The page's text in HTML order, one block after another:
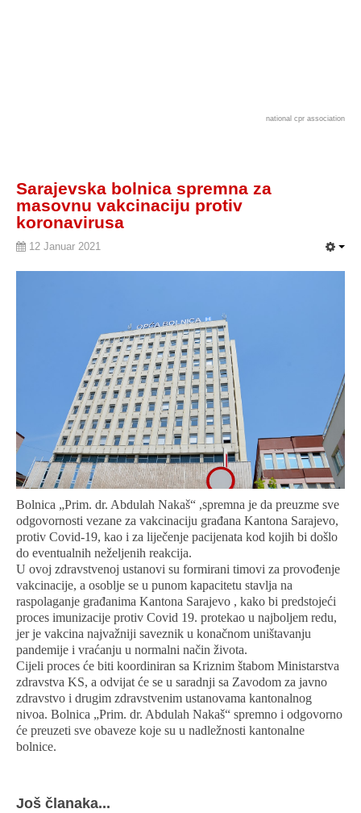
national cpr association
Sarajevska bolnica spremna za
masovnu vakcinaciju protiv
koronavirusa
12 Januar 2021
Bolnica „Prim. dr. Abdulah Nakaš“ ,spremna je da preuzme sve
odgovornosti vezane za vakcinaciju građana Kantona Sarajevo,
protiv Covid-19, kao i za liječenje pacijenata kod kojih bi došlo
do eventualnih neželjenih reakcija.
U ovoj zdravstvenoj ustanovi su formirani timovi za provođenje
vakcinacije, a osoblje se u punom kapacitetu stavlja na
raspolaganje građanima Kantona Sarajevo , kako bi predstojeći
proces imunizacije protiv Covid 19. protekao u najboljem redu,
jer je vakcina najvažniji saveznik u konačnom uništavanju
pandemije i vraćanju u normalni način života.
Cijeli proces će biti koordiniran sa Kriznim štabom Ministarstva
zdravstva KS, a odvijat će se u saradnji sa Zavodom za javno
zdravstvo i drugim zdravstvenim ustanovama kantonalnog
nivoa. Bolnica „Prim. dr. Abdulah Nakaš“ spremno i odgovorno
će preuzeti sve obaveze koje su u nadležnosti kantonalne
bolnice.
Još članaka...